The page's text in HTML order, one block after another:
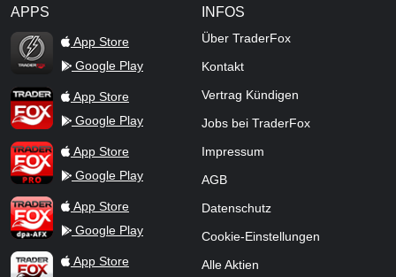
APPS
TraderFox Flash
App Store
Google Play
TraderFox AppApp Store
Google Play
TraderFox ProApp Store
Google Play
TraderFox dpa-AFX ProFeed
App Store
Google Play
TraderFox Live Trading
App Store
INFOS
Über TraderFox
Kontakt
Vertrag Kündigen
Jobs bei TraderFox
Impressum
AGB
Datenschutz
Cookie-Einstellungen
Alle Aktien